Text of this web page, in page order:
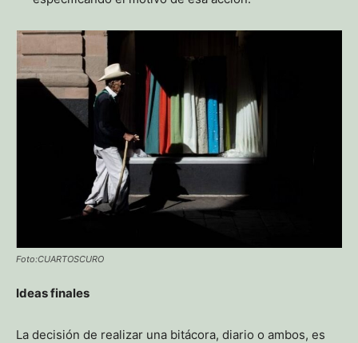
Foto:CUARTOSCURO
Ideas finales
La decisión de realizar una bitácora, diario o ambos, es